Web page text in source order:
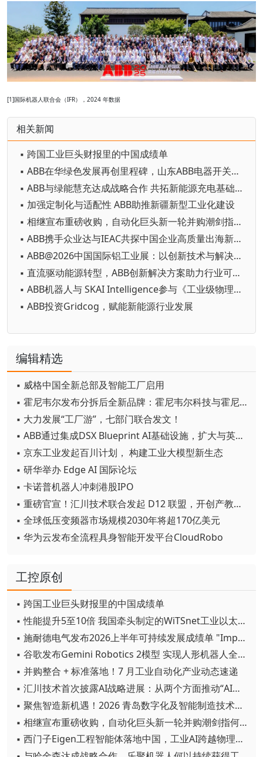
[1]国际机器人联合会（IFR），2024 年数据
相关新闻
▪ 跨国工业巨头财报里的中国成绩单
▪ ABB在华绿色发展再创里程碑，山东ABB电器开关有限公司获UL 2799 “铂金级” 认证
▪ ABB与绿能慧充达成战略合作 共拓新能源充电基础设施新机遇
▪ 加强定制化与适配性 ABB助推新疆新型工业化建设
▪ 相继宣布重磅收购，自动化巨头新一轮并购潮剑指何方？
▪ ABB携手众业达与IEAC共探中国企业高质量出海新路径
▪ ABB@2026中国国际铝工业展：以创新技术与解决方案赋能铝行业高质量发展
▪ 直流驱动能源转型，ABB创新解决方案助力行业可持续发展
▪ ABB机器人与 SKAI Intelligence参与《工业级物理AI赋能高精密制造》白皮书中文版发布仪式
▪ ABB投资Gridcog，赋能新能源行业发展
编辑精选
▪ 威格中国全新总部及智能工厂启用
▪ 霍尼韦尔发布分拆后全新品牌：霍尼韦尔科技与霍尼韦尔航空航天
▪ 大力发展“工厂游”，七部门联合发文！
▪ ABB通过集成DSX Blueprint AI基础设施，扩大与英伟达的合作
▪ 京东工业发起百川计划， 构建工业大模型新生态
▪ 研华举办 Edge AI 国际论坛
▪ 卡诺普机器人冲刺港股IPO
▪ 重磅官宣！汇川技术联合发起 D12 联盟，开创产教融合新范式
▪ 全球低压变频器市场规模2030年将超170亿美元
▪ 华为云发布全流程具身智能开发平台CloudRobo
工控原创
▪ 跨国工业巨头财报里的中国成绩单
▪ 性能提升5至10倍 我国牵头制定的WiTSnet工业以太网国际标准正式发布
▪ 施耐德电气发布2026上半年可持续发展成绩单 "Impact 2030"路线图开局稳健
▪ 谷歌发布Gemini Robotics 2模型 实现人形机器人全身智能控制突破
▪ 并购整合 + 标准落地！7 月工业自动化产业动态速递
▪ 汇川技术首次披露AI战略进展：从两个方面推动“AI业务化”落地
▪ 聚焦智造新机遇！2026 青岛数字化及智能制造技术论坛圆满落幕
▪ 相继宣布重磅收购，自动化巨头新一轮并购潮剑指何方？
▪ 西门子Eigen工程智能体落地中国，工业AI跨越物理世界“确定性”拐点